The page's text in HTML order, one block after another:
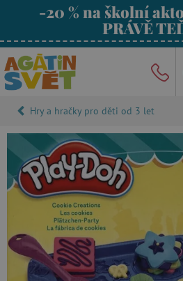
-20 % na školní
PRÁVĚ
Hry a hračky pro děti od 3 let